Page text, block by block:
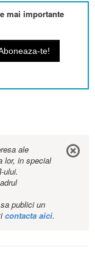
mai importante
ale
lor, in special
ului.
publici un
contacta aici.